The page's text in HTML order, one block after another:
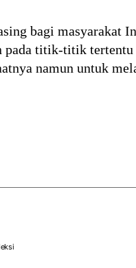
bagi masyarakat
titik-titik
namun untuk